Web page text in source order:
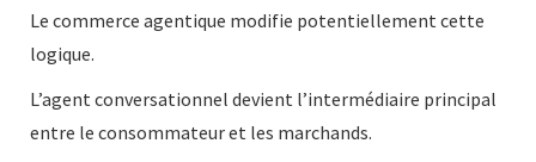
Le commerce agentique modifie potentiellement cette
logique.
L’agent conversationnel devient l’intermédiaire principal
entre le consommateur et les marchands.